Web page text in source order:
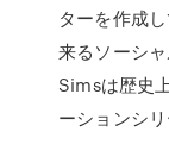
ターを作成
来るソーシ
Simsは歴史
ーションシ